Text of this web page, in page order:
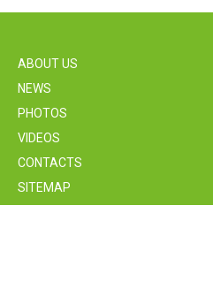
ABOUT US
NEWS
PHOTOS
VIDEOS
CONTACTS
SITEMAP